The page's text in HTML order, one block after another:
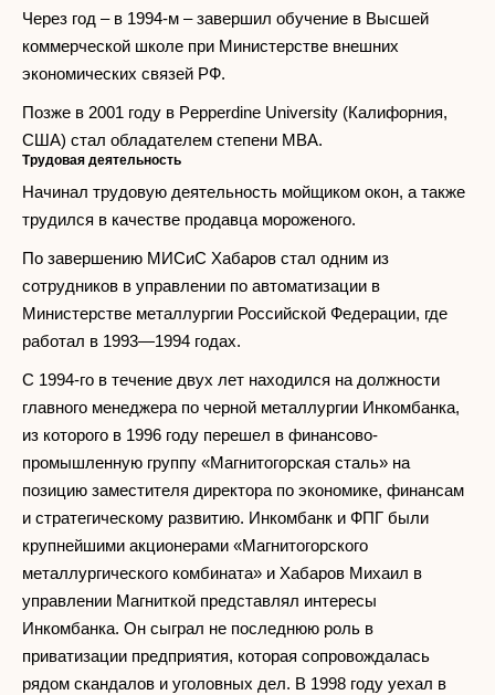
Через год – в 1994-м – завершил обучение в Высшей
коммерческой школе при Министерстве внешних
экономических связей РФ.
Позже в 2001 году в Pepperdine University (Калифорния,
США) стал обладателем степени MBA.
Трудовая деятельность
Начинал трудовую деятельность мойщиком окон, а также
трудился в качестве продавца мороженого.
По завершению МИСиС Хабаров стал одним из
сотрудников в управлении по автоматизации в
Министерстве металлургии Российской Федерации, где
работал в 1993—1994 годах.
С 1994-го в течение двух лет находился на должности
главного менеджера по черной металлургии Инкомбанка,
из которого в 1996 году перешел в финансово-
промышленную группу «Магнитогорская сталь» на
позицию заместителя директора по экономике, финансам
и стратегическому развитию. Инкомбанк и ФПГ были
крупнейшими акционерами «Магнитогорского
металлургического комбината» и Хабаров Михаил в
управлении Магниткой представлял интересы
Инкомбанка. Он сыграл не последнюю роль в
приватизации предприятия, которая сопровождалась
рядом скандалов и уголовных дел. В 1998 году уехал в